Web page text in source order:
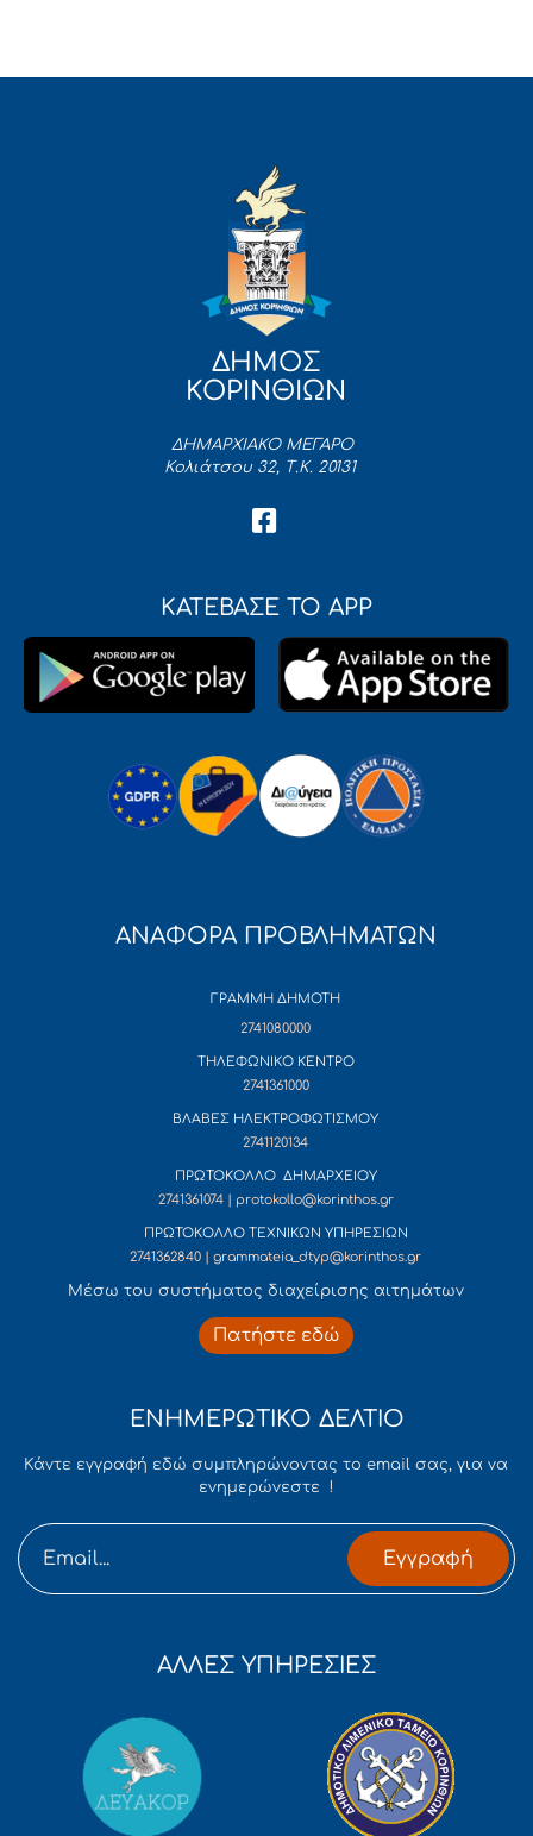
ΔΗΜΟΣ
ΚΟΡΙΝΘΙΩΝ
ΔΗΜΑΡΧΙΑΚΟ ΜΕΓΑΡΟ
Κολιάτσου 32, Τ.Κ. 20131
ΚΑΤΕΒΑΣΕ ΤΟ APP
ΑΝΑΦΟΡΑ ΠΡΟΒΛΗΜΑΤΩΝ
ΓΡΑΜΜΗ ΔΗΜΟΤΗ
2741080000
ΤΗΛΕΦΩΝΙΚΟ ΚΕΝΤΡΟ
2741361000
ΒΛΑΒΕΣ ΗΛΕΚΤΡΟΦΩΤΙΣΜΟΥ
2741120134
ΠΡΩΤΟΚΟΛΛΟ ΔΗΜΑΡΧΕΙΟΥ
2741361074 | protokollo@korinthos.gr
ΠΡΩΤΟΚΟΛΛΟ ΤΕΧΝΙΚΩΝ ΥΠΗΡΕΣΙΩΝ
2741362840 | grammateia_dtyp@korinthos.gr
Mέσω του συστήματος διαχείρισης αιτημάτων
Πατήστε εδώ
ΕΝΗΜΕΡΩΤΙΚΟ ΔΕΛΤΙΟ
Κάντε εγγραφή εδώ συμπληρώνοντας το email σας, για να
ενημερώνεστε !
Εγγραφή
ΑΛΛΕΣ ΥΠΗΡΕΣΙΕΣ